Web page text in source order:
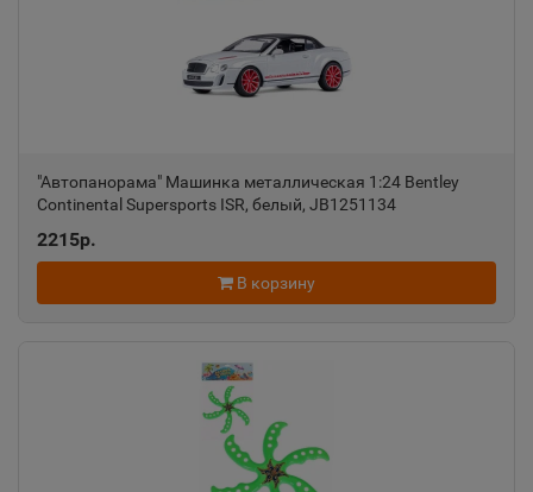
"Автопанорама" Машинка металлическая 1:24 Bentley
Continental Supersports ISR, белый, JB1251134
2215р.
В корзину